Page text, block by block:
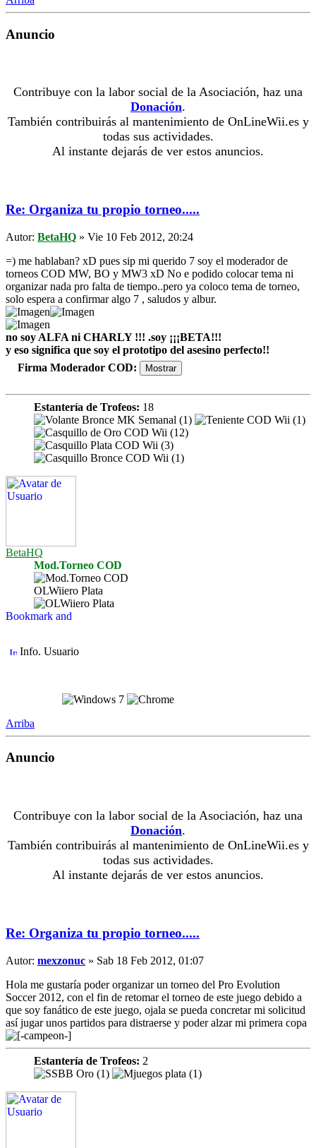
Anuncio
Contribuye con la labor social de la Asociación, haz una
Donación.
También contribuirás al mantenimiento de OnLineWii.es y
todas sus actividades.
Al instante dejarás de ver estos anuncios.
Re: Organiza tu propio torneo.....
Autor: BetaHQ » Vie 10 Feb 2012, 20:24
=) me hablaban? xD pues sip mi querido 7 soy el moderador de
torneos COD MW, BO y MW3 xD No e podido colocar tema ni
organizar nada pro falta de tiempo..pero ya coloco tema de torneo,
solo espera a confirmar algo 7 , saludos y albur.
no soy ALFA ni CHARLY !!! .soy ¡¡¡BETA!!!
y eso significa que soy el prototipo del asesino perfecto!!
Firma Moderador COD:
Estantería de Trofeos: 18
BetaHQ
Mod.Torneo COD
OLWiiero Plata
Info. Usuario
Arriba
Anuncio
Contribuye con la labor social de la Asociación, haz una
Donación.
También contribuirás al mantenimiento de OnLineWii.es y
todas sus actividades.
Al instante dejarás de ver estos anuncios.
Re: Organiza tu propio torneo.....
Autor: mexzonuc » Sab 18 Feb 2012, 01:07
Hola me gustaría poder organizar un torneo del Pro Evolution
Soccer 2012, con el fin de retomar el torneo de este juego debido a
que soy fanático de este juego, ojala se pueda concretar mi solicitud
así jugar unos partidos para distraerse y poder alzar mi primera copa
Estantería de Trofeos: 2